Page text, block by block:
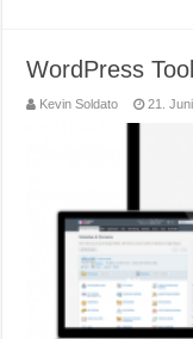
WordPress
Kevin Soldato 21.